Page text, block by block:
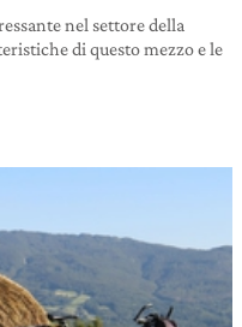
nel settore della
di questo mezzo e le